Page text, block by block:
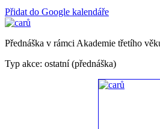
Přidat do Google kalendáře
Přednáška v rámci Akademie třetího
Typ akce: ostatní (přednáška)